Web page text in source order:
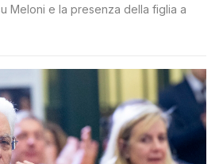
Meloni e la presenza della figlia a